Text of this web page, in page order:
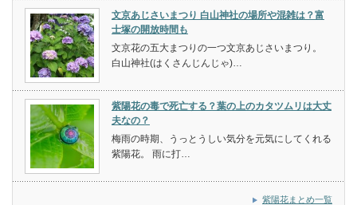
文京あじさいまつり 白山神社の場所や混雑は？富
士塚の開放時間も
文京花の五大まつりの一つ文京あじさいまつり。
白山神社(はくさんじんじゃ)…
紫陽花の毒で死亡する？葉の上のカタツムリは大丈
夫なの？
梅雨の時期、うっとうしい気分を元気にしてくれる
紫陽花。 雨に打…
紫陽花まとめ一覧